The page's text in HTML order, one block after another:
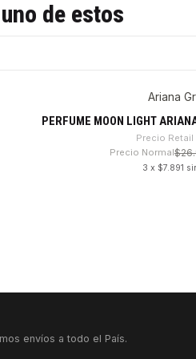
de estos
Ariana
PERFUME MOON LIGHT
Precio Retail
Precio Normal
3 x $7.891
envíos a todo el País.